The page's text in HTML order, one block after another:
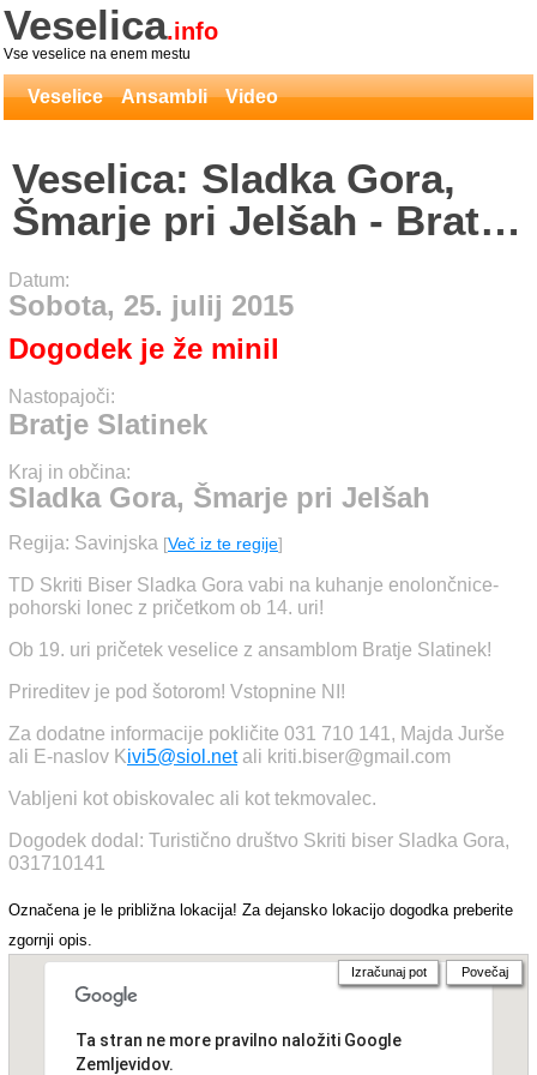
Veselica.info
Vse veselice na enem mestu
Veselice Ansambli Video
Veselica: Sladka Gora,
Šmarje pri Jelšah - Bratje
Slatinek
Datum:
Sobota, 25. julij 2015
Dogodek je že minil
Nastopajoči:
Bratje Slatinek
Kraj in občina:
Sladka Gora, Šmarje pri Jelšah
Regija: Savinjska [Več iz te regije]
TD Skriti Biser Sladka Gora vabi na kuhanje enolončnice-
pohorski lonec z pričetkom ob 14. uri!
Ob 19. uri pričetek veselice z ansamblom Bratje Slatinek!
Prireditev je pod šotorom! Vstopnine NI!
Za dodatne informacije pokličite 031 710 141, Majda Jurše
ali E-naslov Kivi5@siol.netali kriti.biser@gmail.com
Vabljeni kot obiskovalec ali kot tekmovalec.
Dogodek dodal: Turistično društvo Skriti biser Sladka Gora,
031710141
Označena je le približna lokacija! Za dejansko lokacijo dogodka preberite
zgornji opis.
Ta stran ne more pravilno naložiti Google
Zemljevidov.
Izračunaj pot Povečaj